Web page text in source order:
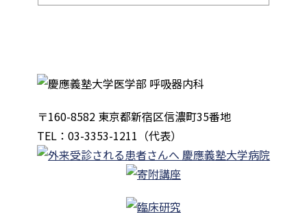
〒160-8582 東京都新宿区信濃町35番地
TEL：03-3353-1211（代表）